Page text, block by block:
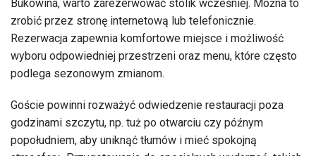
Bukowina, warto zarezerwować stolik wcześniej. Można to
zrobić przez stronę internetową lub telefonicznie.
Rezerwacja zapewnia komfortowe miejsce i możliwość
wyboru odpowiedniej przestrzeni oraz menu, które często
podlega sezonowym zmianom.
Goście powinni rozważyć odwiedzenie restauracji poza
godzinami szczytu, np. tuż po otwarciu czy późnym
popołudniem, aby uniknąć tłumów i mieć spokojną